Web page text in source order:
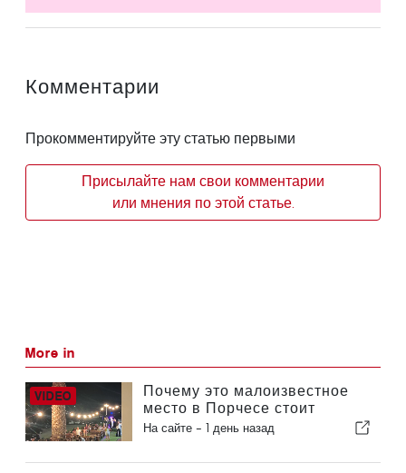
Комментарии
Прокомментируйте эту статью первыми
Присылайте нам свои комментарии
или мнения по этой статье.
More in
Почему это малоизвестное
место в Порчесе стоит
посетить
На сайте - 1 день назад